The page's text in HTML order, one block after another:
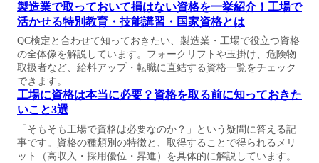
製造業で取っておいて損はない資格を一挙紹介！工場で
活かせる特別教育・技能講習・国家資格とは
QC検定と合わせて知っておきたい、製造業・工場で役立つ資格
の全体像を解説しています。フォークリフトや玉掛け、危険物
取扱者など、給料アップ・転職に直結する資格一覧をチェック
できます。
工場に資格は本当に必要？資格を取る前に知っておきた
いこと3選
「そもそも工場で資格は必要なのか？」という疑問に答える記
事です。資格の種類別の特徴と、取得することで得られるメリ
ット（高収入・採用優位・昇進）を具体的に解説しています。